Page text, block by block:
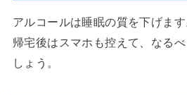
アルコールは睡眠の質を下げます
帰宅後はスマホも控えて、なる
しょう。